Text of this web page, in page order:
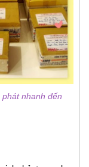
nhanh đến